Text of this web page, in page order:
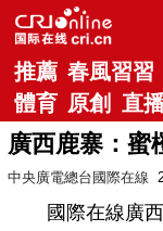
推薦 春風習習
體育 原創 直
廣西鹿寨：蜜
中央廣電總台國際在線
國際在線廣西